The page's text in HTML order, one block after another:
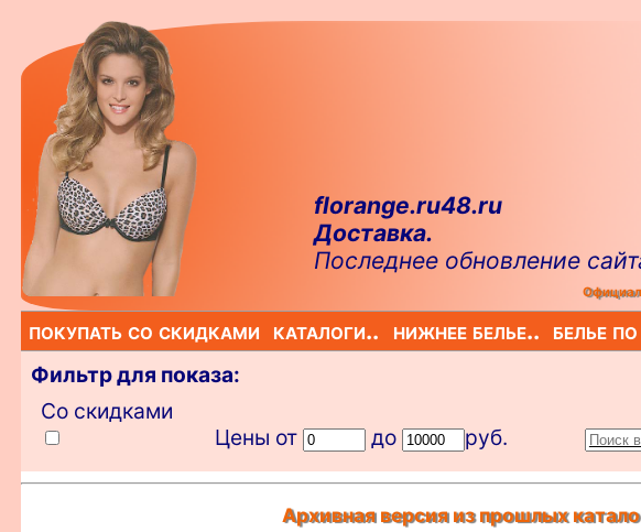
florange.ru48.ru
Доставка.
Последнее обновление
покупать со скидками каталоги.. нижнее белье.. белье
Фильтр для показа:
Со скидками
Цены от
до руб.
Архивная версия из прошлых